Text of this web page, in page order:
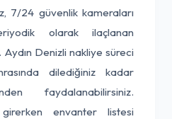
7/24 güvenlik kameraları
olarak ilaçlanan
Denizli nakliye süreci
dilediğiniz kadar
faydalanabilirsiniz.
girerken envanter listesi